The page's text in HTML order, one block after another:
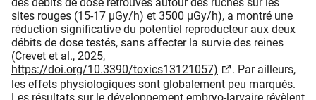
des débits de dose retrouvés autour des ruches sur les
sites rouges (15-17 µGy/h) et 3500 µGy/h), a montré une
réduction significative du potentiel reproducteur aux deux
débits de dose testés, sans affecter la survie des reines
(Crevet et al., 2025,
https://doi.org/10.3390/toxics13121057)
. Par ailleurs,
les effets physiologiques sont globalement peu marqués.